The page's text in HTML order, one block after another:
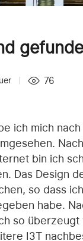
76
ich mich
bin ich
Das Design
so dass
habe.
so überzeugt
I3T